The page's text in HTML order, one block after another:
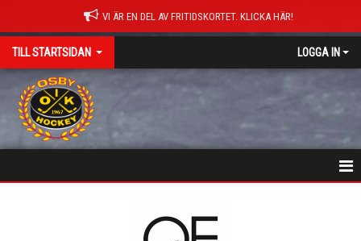
VI ÄR EN DEL AV FRITIDSKORTET. KLICKA HÄR!
TILL STARTSIDAN LOGGA IN